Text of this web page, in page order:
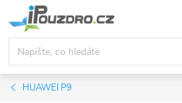
na
obsah
HUAWEI P9